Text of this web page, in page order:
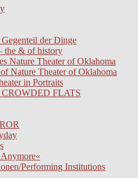
der Dinge
the & of history
Nature Theater of Oklahoma
Nature Theater of Oklahoma
in Portraits
FLATS
Performing Institutions